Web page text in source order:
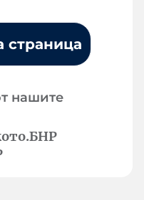
страница
нашите